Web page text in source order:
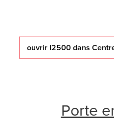
ouvrir I2500 dans
Porte